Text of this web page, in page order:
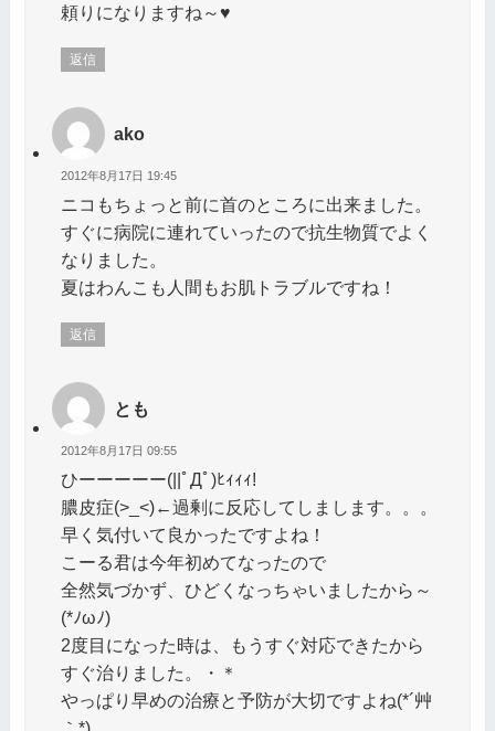
頼りになりますね～♥
返信
ako
2012年8月17日 19:45
ニコもちょっと前に首のところに出来ました。
すぐに病院に連れていったので抗生物質でよく
なりました。
夏はわんこも人間もお肌トラブルですね！
返信
とも
2012年8月17日 09:55
ひーーーーー(||ﾟДﾟ)ﾋｨｨｨ!
膿皮症(>_<)←過剰に反応してしまします。。。
早く気付いて良かったですよね！
こーる君は今年初めてなったので
全然気づかず、ひどくなっちゃいましたから～
(*ﾉωﾉ)
2度目になった時は、もうすぐ対応できたから
すぐ治りました。・＊
やっぱり早めの治療と予防が大切ですよね(*´艸